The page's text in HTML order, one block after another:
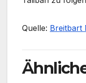
Quelle: Breitbart